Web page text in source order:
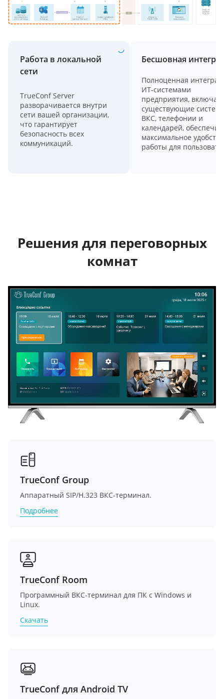
Работа в локальной
сети
TrueConf Server
разворачивается внутри
сети вашей организации,
что гарантирует
безопасность всех
коммуникаций.
Бесшовная
Полноценная
ИТ-системами
предприятия, включая
существующие
ВКС, телефонии и
календарей,
максимальное удобство
работы для
Решения для переговорных
комнат
TrueConf Group
Аппаратный SIP/H.323 ВКС-терминал.
Подробнее
TrueConf Room
Программный ВКС-терминал для ПК c Windows и
Linux.
Скачать
TrueConf для Android TV